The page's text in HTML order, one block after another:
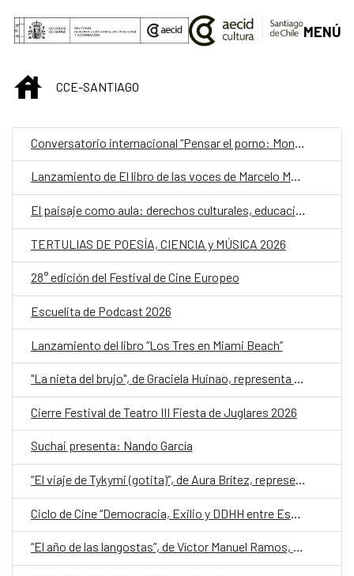
Saltar al contenido principal
MENÚ
INICIOCCE-SANTIAGO
Conversatorio internacional “Pensar el porno: Monstruosidad y neomitologías"
Lanzamiento de El libro de las voces de Marcelo Mellado
El paisaje como aula: derechos culturales, educación artística y convivencia escolar. VI Encuentro Docente
TERTULIAS DE POESÍA, CIENCIA y MÚSICA 2026
28° edición del Festival de Cine Europeo
Escuelita de Podcast 2026
Lanzamiento del libro “Los Tres en Miami Beach”
"La nieta del brujo", de Graciela Huinao, representa a Chile en la quinta edición de Cuentos en Red
Cierre Festival de Teatro III Fiesta de Juglares 2026
Suchai presenta: Nando García
“El viaje de Tykymi (gotita)”, de Aura Brítez, representa a Paraguay en la quinta edición de Cuentos en Red
“El año de las langostas”, de Víctor Manuel Ramos, representa a Honduras en la quinta edición de Cuentos en Red